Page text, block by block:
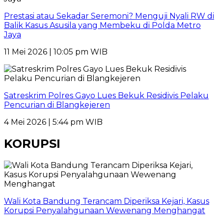
Prestasi atau Sekadar Seremoni? Menguji Nyali RW di
Balik Kasus Asusila yang Membeku di Polda Metro
Jaya
11 Mei 2026 | 10:05 pm WIB
Satreskrim Polres Gayo Lues Bekuk Residivis Pelaku
Pencurian di Blangkejeren
4 Mei 2026 | 5:44 pm WIB
KORUPSI
Wali Kota Bandung Terancam Diperiksa Kejari, Kasus
Korupsi Penyalahgunaan Wewenang Menghangat